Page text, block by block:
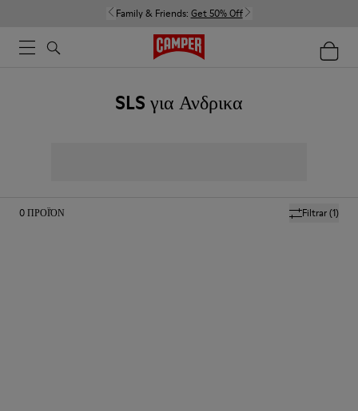
Family & Friends: Get 50% Off
SLS για Ανδρικα
Filtrar(1)
0ΠΡΟΪΌΝ